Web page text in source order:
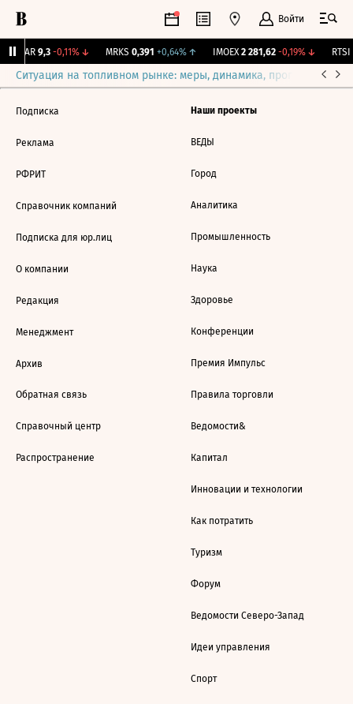
Войти
UTAR 9,3 -0,11%↓ MRKS 0,391 +0,64%↑ IMOEX 2 281,62 -0,19%↓ RTSI
Ситуация на топливном рынке: меры, динамика, прогнозы
Подписка
Реклама
РФРИТ
Справочник компаний
Подписка для юр.лиц
О компании
Редакция
Менеджмент
Архив
Обратная связь
Справочный центр
Распространение
Наши проекты
ВЕДЫ
Город
Аналитика
Промышленность
Наука
Здоровье
Конференции
Премия Импульс
Правила торговли
Ведомости&
Капитал
Инновации и технологии
Как потратить
Туризм
Форум
Ведомости Северо-Запад
Идеи управления
Спорт